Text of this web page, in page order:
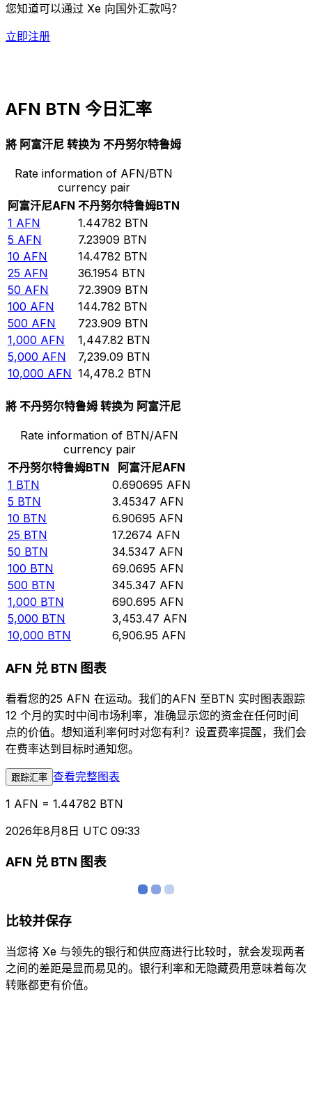
您知道可以通过 Xe 向国外汇款吗？
立即注册
AFN BTN 今日汇率
將 阿富汗尼 转换为 不丹努尔特鲁姆
Rate information of AFN/BTN
currency pair
阿富汗尼AFN 不丹努尔特鲁姆BTN
1 AFN 1.44782 BTN
5 AFN 7.23909 BTN
10 AFN 14.4782 BTN
25 AFN 36.1954 BTN
50 AFN 72.3909 BTN
100 AFN 144.782 BTN
500 AFN 723.909 BTN
1,000 AFN 1,447.82 BTN
5,000 AFN 7,239.09 BTN
10,000 AFN 14,478.2 BTN
將 不丹努尔特鲁姆 转换为 阿富汗尼
Rate information of BTN/AFN
currency pair
不丹努尔特鲁姆BTN 阿富汗尼AFN
1 BTN 0.690695 AFN
5 BTN 3.45347 AFN
10 BTN 6.90695 AFN
25 BTN 17.2674 AFN
50 BTN 34.5347 AFN
100 BTN 69.0695 AFN
500 BTN 345.347 AFN
1,000 BTN 690.695 AFN
5,000 BTN 3,453.47 AFN
10,000 BTN 6,906.95 AFN
AFN 兑 BTN 图表
看看您的25 AFN 在运动。我们的AFN 至BTN 实时图表跟踪
12 个月的实时中间市场利率，准确显示您的资金在任何时间
点的价值。想知道利率何时对您有利？设置费率提醒，我们会
在费率达到目标时通知您。
跟踪汇率 查看完整图表
1 AFN = 1.44782 BTN
2026年8月8日 UTC 09:33
AFN 兑 BTN 图表
比较并保存
当您将 Xe 与领先的银行和供应商进行比较时，就会发现两者
之间的差距是显而易见的。银行利率和无隐藏费用意味着每次
转账都更有价值。